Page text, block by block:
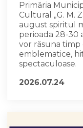
Primăria
Cultural „G. M.
august spiritul
perioada 28-30
vor răsuna
emblematice,
spectaculoase.
2026.07.24